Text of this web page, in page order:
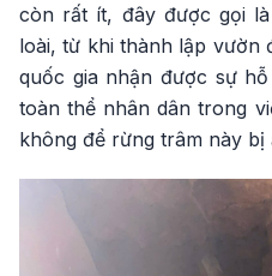
còn rất ít, đây được gọi
loài, từ khi thành lập vườn
quốc gia nhận được sự
toàn thể nhân dân trong
không để rừng trâm này bị